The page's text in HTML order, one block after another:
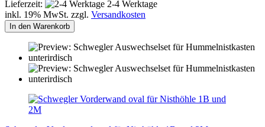
Lieferzeit:
2-4 Werktage
inkl. 19% MwSt. zzgl. Versandkosten
In den Warenkorb